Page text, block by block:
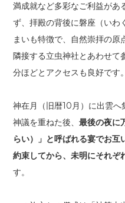
満成就など多彩なご利益があ
ず、拝殿の背後に磐座（いわ
まいも特徴で、自然崇拝の原
隣接する立虫神社とあわせて
分ほどとアクセスも良好です。
神在月（旧暦10月）に出雲
神議を重ねた後、 最後の夜に
らい）」と呼ばれる宴でお
約束してから、未明にそれぞ
す。